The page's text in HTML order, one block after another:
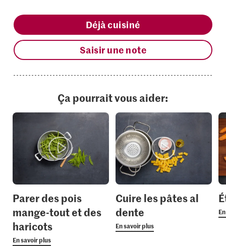
Déjà cuisiné
Saisir une note
Ça pourrait vous aider:
Parer des pois
mange-tout et des
haricots
En savoir plus
Cuire les pâtes al
dente
En savoir plus